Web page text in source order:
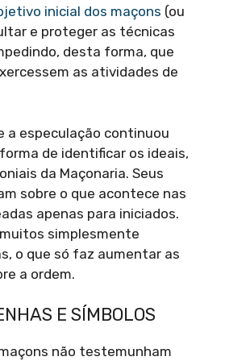
inicial dos maçons (ou
e proteger as técnicas
desta forma, que
as atividades de
a especulação continuou
de identificar os ideais,
da Maçonaria. Seus
sobre o que acontece nas
apenas para iniciados.
simplesmente
o que só faz aumentar as
a ordem.
E SÍMBOLOS
não testemunham